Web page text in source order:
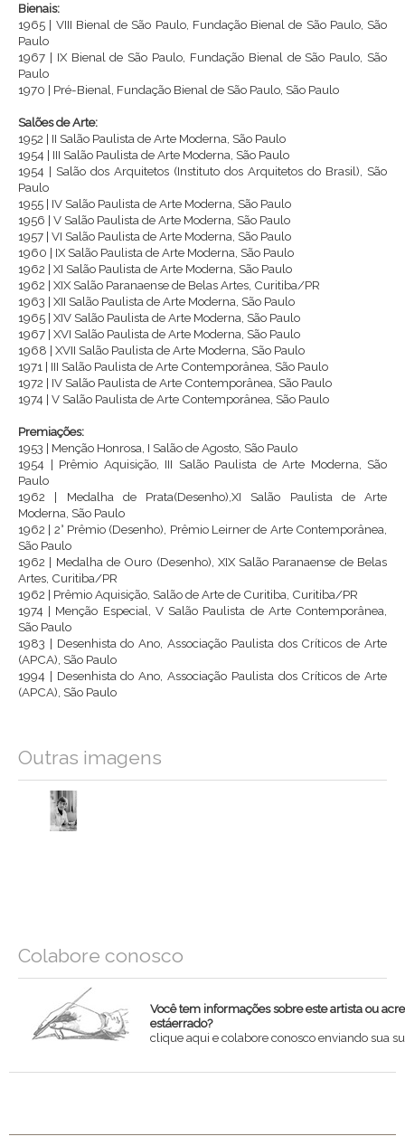
Bienais:
1965 | VIII Bienal de São Paulo, Fundação Bienal de São Paulo, São
Paulo
1967 | IX Bienal de São Paulo, Fundação Bienal de São Paulo, São
Paulo
1970 | Pré-Bienal, Fundação Bienal de São Paulo, São Paulo
Salões de Arte:
1952 | II Salão Paulista de Arte Moderna, São Paulo
1954 | III Salão Paulista de Arte Moderna, São Paulo
1954 | Salão dos Arquitetos (Instituto dos Arquitetos do Brasil), São
Paulo
1955 | IV Salão Paulista de Arte Moderna, São Paulo
1956 | V Salão Paulista de Arte Moderna, São Paulo
1957 | VI Salão Paulista de Arte Moderna, São Paulo
1960 | IX Salão Paulista de Arte Moderna, São Paulo
1962 | XI Salão Paulista de Arte Moderna, São Paulo
1962 | XIX Salão Paranaense de Belas Artes, Curitiba/PR
1963 | XII Salão Paulista de Arte Moderna, São Paulo
1965 | XIV Salão Paulista de Arte Moderna, São Paulo
1967 | XVI Salão Paulista de Arte Moderna, São Paulo
1968 | XVII Salão Paulista de Arte Moderna, São Paulo
1971 | III Salão Paulista de Arte Contemporânea, São Paulo
1972 | IV Salão Paulista de Arte Contemporânea, São Paulo
1974 | V Salão Paulista de Arte Contemporânea, São Paulo
Premiações:
1953 | Menção Honrosa, I Salão de Agosto, São Paulo
1954 | Prêmio Aquisição, III Salão Paulista de Arte Moderna, São
Paulo
1962 | Medalha de Prata(Desenho),XI Salão Paulista de Arte
Moderna, São Paulo
1962 | 2° Prêmio (Desenho), Prêmio Leirner de Arte Contemporânea,
São Paulo
1962 | Medalha de Ouro (Desenho), XIX Salão Paranaense de Belas
Artes, Curitiba/PR
1962 | Prêmio Aquisição, Salão de Arte de Curitiba, Curitiba/PR
1974 | Menção Especial, V Salão Paulista de Arte Contemporânea,
São Paulo
1983 | Desenhista do Ano, Associação Paulista dos Críticos de Arte
(APCA), São Paulo
1994 | Desenhista do Ano, Associação Paulista dos Críticos de Arte
(APCA), São Paulo
Outras imagens
Colabore conosco
Você tem informações sobre este artista ou
estáerrado?
clique aqui e colabore conosco enviando sua